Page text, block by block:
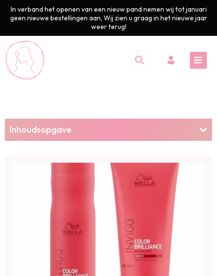
In verband het openen van een nieuw pand nemen wij tot januari
geen nieuwe bestellingen aan, Wij zien u graag in het nieuwe jaar
weer terug!
Inhoudsopgave